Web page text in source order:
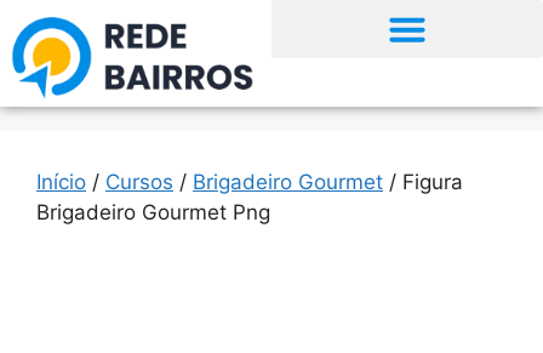
Início / Cursos / Brigadeiro Gourmet / Figura
Brigadeiro Gourmet Png